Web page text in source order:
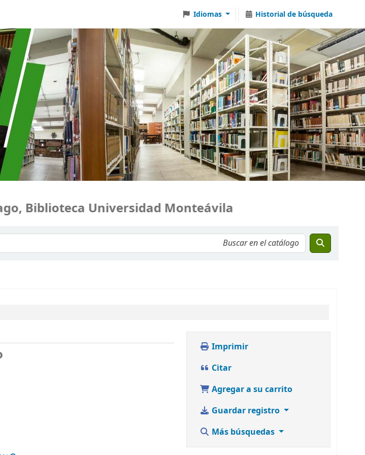
Idiomas Historial de búsqueda
Biblioteca Universidad Monteávila
Imprimir
Citar
Agregar a su carrito
Guardar registro
Más búsquedas